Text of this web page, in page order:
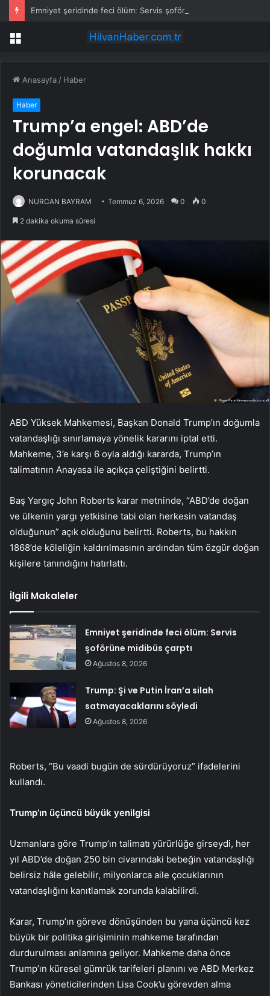
Menü
Anasayfa / Haber
Haber
Trump’a engel: ABD’de
doğumla vatandaşlık hakkı
korunacak
NURCAN BAYRAM Temmuz 6, 2026 0 0
2 dakika okuma süresi
ABD Yüksek Mahkemesi, Başkan Donald Trump’ın doğumla
vatandaşlığı sınırlamaya yönelik kararını iptal etti.
Mahkeme, 3’e karşı 6 oyla aldığı kararda, Trump’ın
talimatının Anayasa ile açıkça çeliştiğini belirtti.
Baş Yargıç John Roberts karar metninde, “ABD’de doğan
ve ülkenin yargı yetkisine tabi olan herkesin vatandaş
olduğunun” açık olduğunu belirtti. Roberts, bu hakkın
1868’de köleliğin kaldırılmasının ardından tüm özgür doğan
kişilere tanındığını hatırlattı.
İlgili Makaleler
Emniyet şeridinde feci ölüm: Servis
şoförüne midibüs çarptı
Ağustos 8, 2026
Trump: Şi ve Putin İran’a silah
satmayacaklarını söyledi
Ağustos 8, 2026
Roberts, “Bu vaadi bugün de sürdürüyoruz” ifadelerini
kullandı.
Trump’ın üçüncü büyük yenilgisi
Uzmanlara göre Trump’ın talimatı yürürlüğe girseydi, her
yıl ABD’de doğan 250 bin civarındaki bebeğin vatandaşlığı
belirsiz hâle gelebilir, milyonlarca aile çocuklarının
vatandaşlığını kanıtlamak zorunda kalabilirdi.
Karar, Trump’ın göreve dönüşünden bu yana üçüncü kez
büyük bir politika girişiminin mahkeme tarafından
durdurulması anlamına geliyor. Mahkeme daha önce
Trump’ın küresel gümrük tarifeleri planını ve ABD Merkez
Bankası yöneticilerinden Lisa Cook’u görevden alma